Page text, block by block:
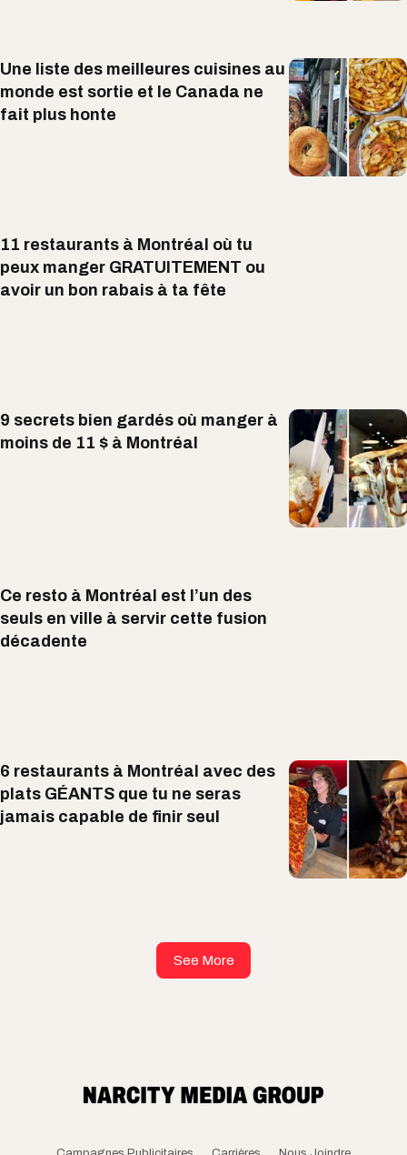
Une liste des meilleures cuisines au
monde est sortie et le Canada ne
fait plus honte
11 restaurants à Montréal où tu
peux manger GRATUITEMENT ou
avoir un bon rabais à ta fête
9 secrets bien gardés où manger à
moins de 11 $ à Montréal
Ce resto à Montréal est l’un des
seuls en ville à servir cette fusion
décadente
6 restaurants à Montréal avec des
plats GÉANTS que tu ne seras
jamais capable de finir seul
See More